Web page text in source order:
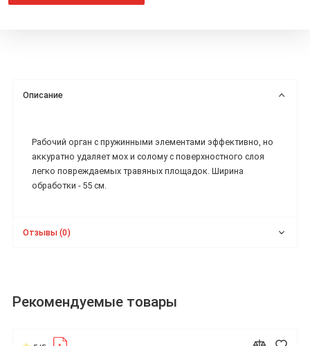
Описание
Рабочий орган с пружинными элементами эффективно, но
аккуратно удаляет мох и солому с поверхностного слоя
легко повреждаемых травяных площадок. Ширина
обработки - 55 см.
Отзывы (0)
Рекомендуемые товары